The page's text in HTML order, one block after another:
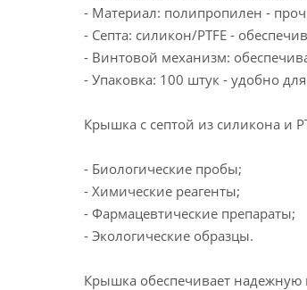
- Материал: полипропилен -
- Септа: силикон/PTFE -
- Винтовой механизм:
- Упаковка: 100 штук - удобно
Крышка с септой из силикона и
- Биологические пробы;
- Химические реагенты;
- Фармацевтические препараты;
- Экологические образцы.
Крышка обеспечивает надежную